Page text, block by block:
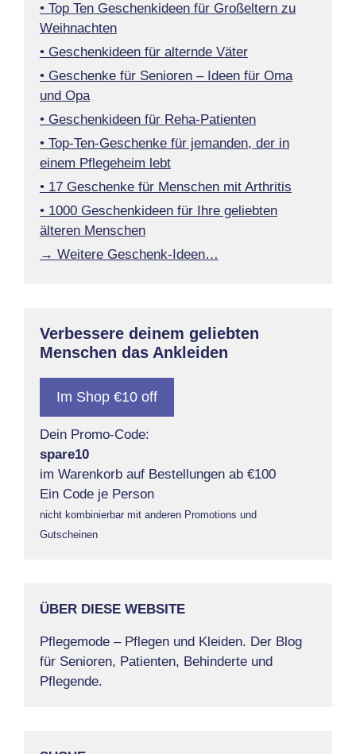
• Top Ten Geschenkideen für Großeltern zu
Weihnachten
• Geschenkideen für alternde Väter
• Geschenke für Senioren – Ideen für Oma
und Opa
• Geschenkideen für Reha-Patienten
• Top-Ten-Geschenke für jemanden, der in
einem Pflegeheim lebt
• 17 Geschenke für Menschen mit Arthritis
• 1000 Geschenkideen für Ihre geliebten
älteren Menschen
→ Weitere Geschenk-Ideen…
Verbessere deinem geliebten
Menschen das Ankleiden
Im Shop €10 off
Dein Promo-Code:
spare10
im Warenkorb auf Bestellungen ab €100
Ein Code je Person
nicht kombinierbar mit anderen Promotions und
Gutscheinen
ÜBER DIESE WEBSITE
Pflegemode – Pflegen und Kleiden. Der Blog
für Senioren, Patienten, Behinderte und
Pflegende.